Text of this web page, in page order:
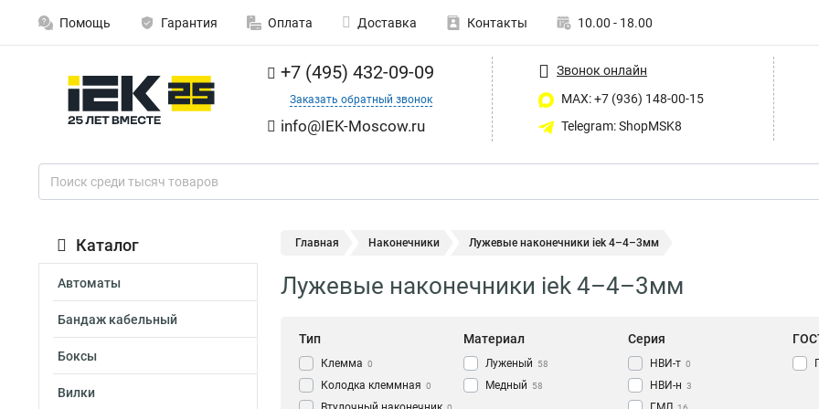
Помощь Гарантия Оплата Доставка Контакты 10.00 - 18.00
+7 (495) 432-09-09
Заказать обратный звонок
info@IEK-Moscow.ru
Звонок онлайн
MAX: +7 (936) 148-00-15
Telegram: ShopMSK8
Каталог
Автоматы
Бандаж кабельный
Боксы
Вилки
Главная Наконечники Лужевые наконечники iek 4–4–3мм
Лужевые наконечники iek 4–4–3мм
Тип
Клемма 0
Колодка клеммная 0
Материал
Луженый 58
Медный 58
Серия
НВИ-т 0
НВИ-н 3